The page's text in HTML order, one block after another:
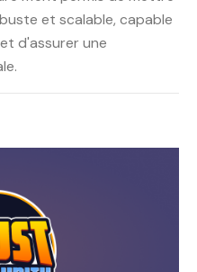
et scalable, capable
d'assurer une